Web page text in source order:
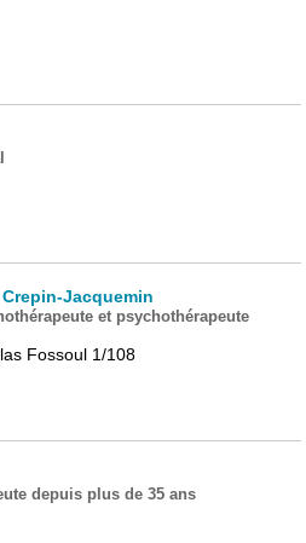
Jacquemin
et psychothérapeute
Fossoul 1/108
depuis plus de 35 ans